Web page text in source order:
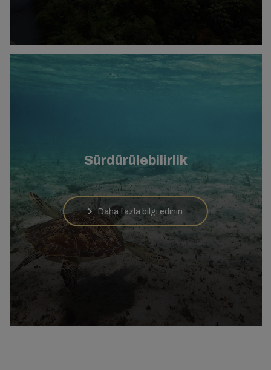
Sürdürülebilirlik
Daha fazla bilgi edinin